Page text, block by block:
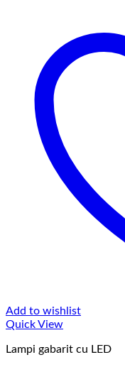
Add to wishlist
Quick View
Lampi gabarit cu LED